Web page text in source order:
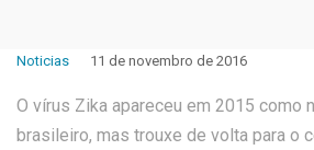
Noticias 11 de novembro de 2016
O vírus Zika apareceu em 2015 como
brasileiro, mas trouxe de volta para o